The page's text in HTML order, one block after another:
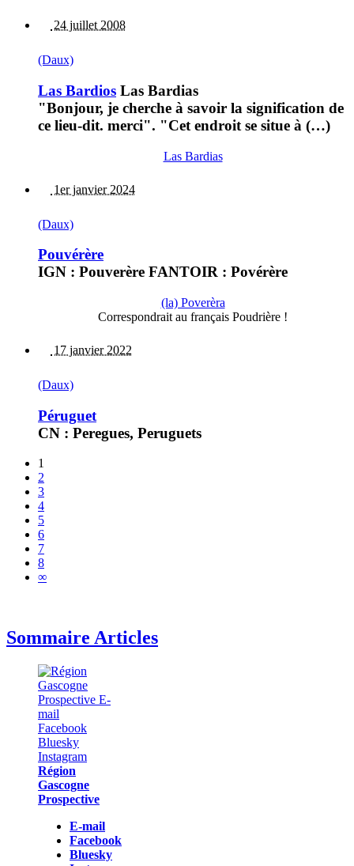
24 juillet 2008
(Daux)
Las Bardios Las Bardias
"Bonjour, je cherche à savoir la signification de
ce lieu-dit. merci". "Cet endroit se situe à (…)
Las Bardias
1er janvier 2024
(Daux)
Pouvérère
IGN : Pouverère FANTOIR : Povérère
(la) Poverèra
Correspondrait au français Poudrière !
17 janvier 2022
(Daux)
Péruguet
CN : Peregues, Peruguets
1
2
3
4
5
6
7
8
∞
Sommaire Articles
Région
Gascogne
Prospective
E-mail
Facebook
Bluesky